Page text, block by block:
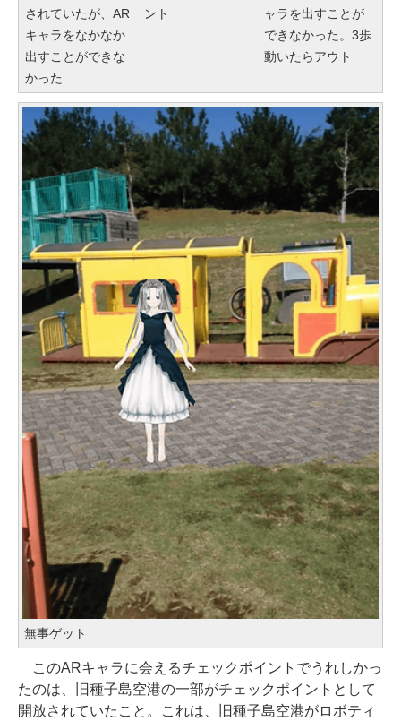
されていたが、AR
キャラをなかなか
出すことができな
かった
ント
ャラを出すことが
できなかった。3歩
動いたらアウト
無事ゲット
このARキャラに会えるチェックポイントでうれしかっ
たのは、旧種子島空港の一部がチェックポイントとして
開放されていたこと。これは、旧種子島空港がロボティ